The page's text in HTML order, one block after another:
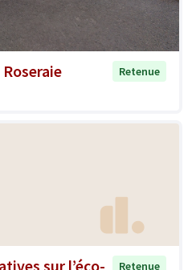
Retenue
sur l’éco- Retenue